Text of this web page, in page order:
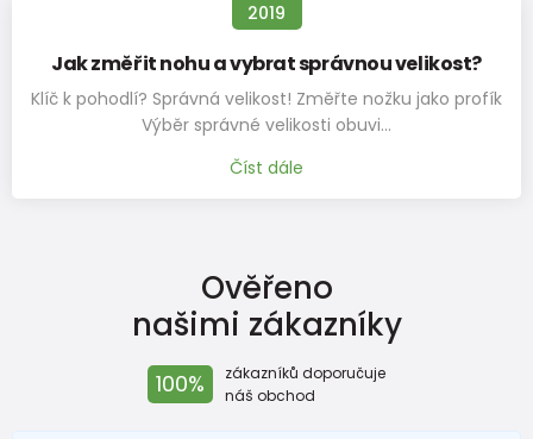
tak důležitým faktorem správné a vhodné velikost
orientační Velikostní tabulka:
+-5mm
Botky pro první krůčky
133 139 145
Botky pro předškoláka
2019
Jak změřit nohu a vybrat správnou velikost?
Klíč k pohodlí? Správná velikost! Změřte nožku jako profík
Výběr správné velikosti obuvi…
Číst dále
Ověřeno
našimi zákazníky
100%
zákazníků doporučuje
náš obchod